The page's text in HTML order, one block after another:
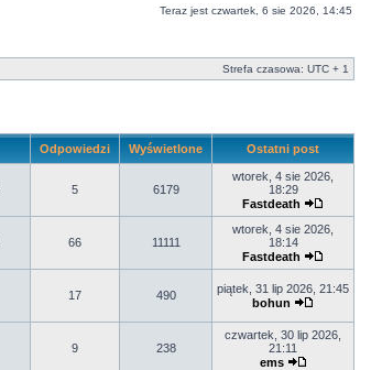
Teraz jest czwartek, 6 sie 2026, 14:45
Strefa czasowa: UTC + 1
Odpowiedzi Wyświetlone Ostatni post
5 6179
wtorek, 4 sie 2026,
18:29
Fastdeath
66 11111
wtorek, 4 sie 2026,
18:14
Fastdeath
17 490
piątek, 31 lip 2026, 21:45
bohun
9 238
czwartek, 30 lip 2026,
21:11
ems